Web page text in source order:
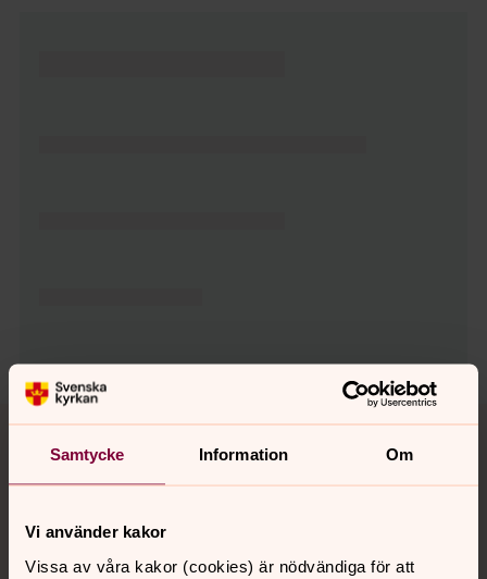
Samtycke Information Om
Vi använder kakor
Vissa av våra kakor (cookies) är nödvändiga för att
Tillbaka till toppen
Tillbaka till innehållet
Kontakt